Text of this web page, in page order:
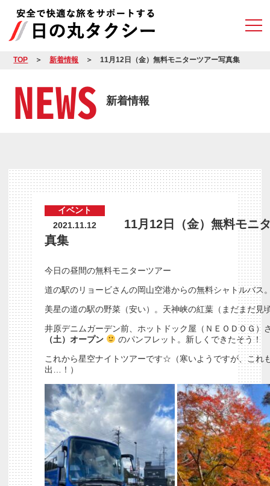
TOP 新着情報 11月12日（金）無料モニターツアー写真集
NEWS 新着情報
イベント
2021.11.12
11月12日（金）無料モニ
真集
今日の昼間の無料モニターツアー
道の駅のリョービさんの岡山空港からの無料シャトルバス
美星の道の駅の野菜（安い）。天神峡の紅葉（まだまだ見
井原デニムガーデン前、ホットドック屋（ＮＥＯＤＯＧ）
（土）オープン
のパンフレット。新しくできたそう！
これから星空ナイトツアーです☆（寒いようですが、これ
出…！）